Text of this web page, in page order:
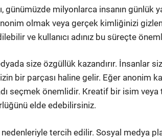
milyonlarca insanın günlük
olmak veya gerçek kimliğinizi
ve kullanıcı adınız bu süreçte
size özgüllük kazandırır. İnsanlar
bir parçası haline gelir. Eğer anonim
seçmek önemlidir. Kreatif bir isim
elde edebilirsiniz.
tercih edilir. Sosyal medya